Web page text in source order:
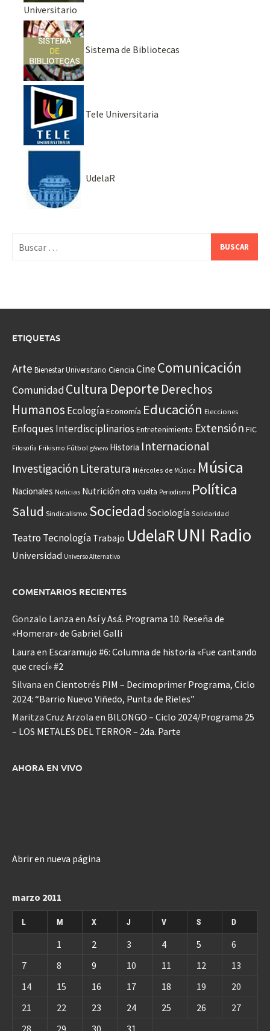
Universitario
Sistema de Bibliotecas
Tele Universitaria
UdelaR
ETIQUETAS
Arte Bienestar Universitario Ciencia CineComunicación
Comunidad Cultura Deporte Derechos
Humanos EcologíaEconomía Educación Elecciones
Enfoques Interdisciplinarios Entretenimiento Extensión FIC
Filosofía Frikismo Fútbol género Historia Internacional
Investigación Literatura Miércoles de Música Música
Nacionales Noticias Nutrición otra vuelta Periodismo Política
Salud Sindicalismo Sociedad Sociología Solidaridad
Teatro Tecnología Trabajo UdelaRUNI Radio
Universidad Universo Alternativo
COMENTARIOS RECIENTES
Gonzalo Lanza en Así y Asá. Programa 10. Reseña de
«Homerar» de Gabriel Galli
Laura en Escaramujo #6: Columna de historia «Fue cantando
que crecí» #2
Silvana en Cientotrés PIM – Decimoprimer Programa, Ciclo
2024: “Barrio Nuevo Viñedo, Punta de Rieles”
Maritza Cruz Arzola en BILONGO – Ciclo 2024/Programa 25
– LOS METALES DEL TERROR – 2da. Parte
AHORA EN VIVO
Abrir en nueva página
marzo 2011
L M X J V S D
1 2 3 4 5
6
7
8 9 10 11 12
13
14
15 16 17 18 19
20
21
22 23 24 25 26
27